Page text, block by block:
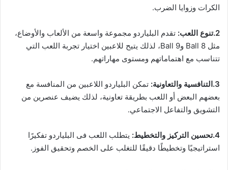
الكرات وزوايا الضرب.
2.تنوع اللعب:
تقدم البلياردو مجموعة واسعة من الألعاب والأوضاع،
مثل 8 Ball و9 Ball، لذلك يتيح للاعبين اختيار تجربة اللعب التي
تتناسب مع اهتماماتهم ومستوى مهاراتهم.
3.التنافسية والتعاونية:
تمكن البلياردو اللاعبين من المنافسة مع
بعضهم البعض أو اللعب بطريقة تعاونية، لذلك يضيف عنصرين من
التشويق والتفاعل الاجتماعي.
4.تحسين التركيز والتخطيط:
يتطلب اللعب فى البلياردو تفكيرًا
استراتيجيًا وتخطيطًا دقيقًا للتغلب على الخصم وتحقيق الفوز.